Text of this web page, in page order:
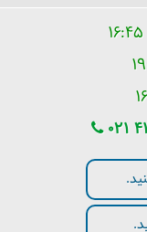
دبی به سوی تهران
021